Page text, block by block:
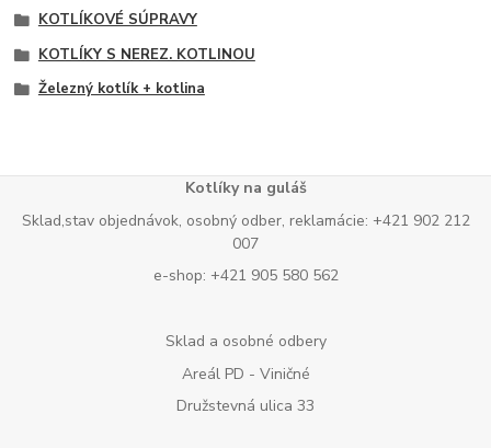
KOTLÍKOVÉ SÚPRAVY
KOTLÍKY S NEREZ. KOTLINOU
Železný kotlík + kotlina
Kotlíky na guláš
Sklad,stav objednávok, osobný odber, reklamácie: +421 902 212
007
e-shop: +421 905 580 562
Sklad a osobné odbery
Areál PD - Viničné
Družstevná ulica 33